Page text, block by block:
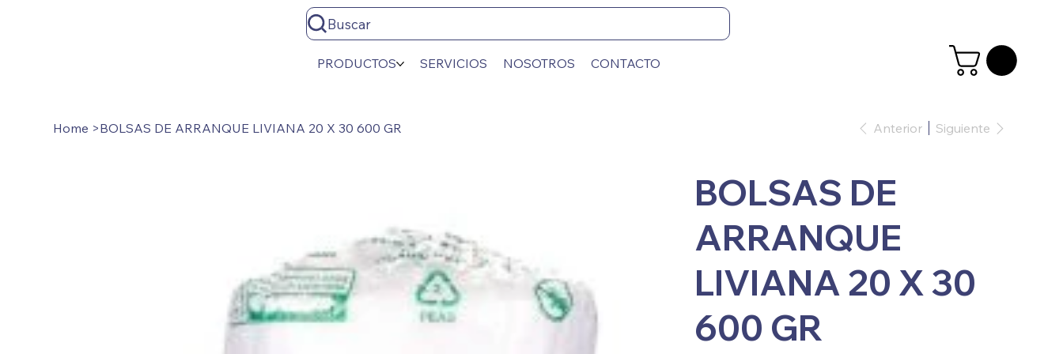
Buscar
PRODUCTOS SERVICIOS NOSOTROS CONTACTO
Home >BOLSAS DE ARRANQUE LIVIANA 20 X 30 600 GR Anterior Siguiente
BOLSAS DE
ARRANQUE
LIVIANA 20 X 30
600 GR